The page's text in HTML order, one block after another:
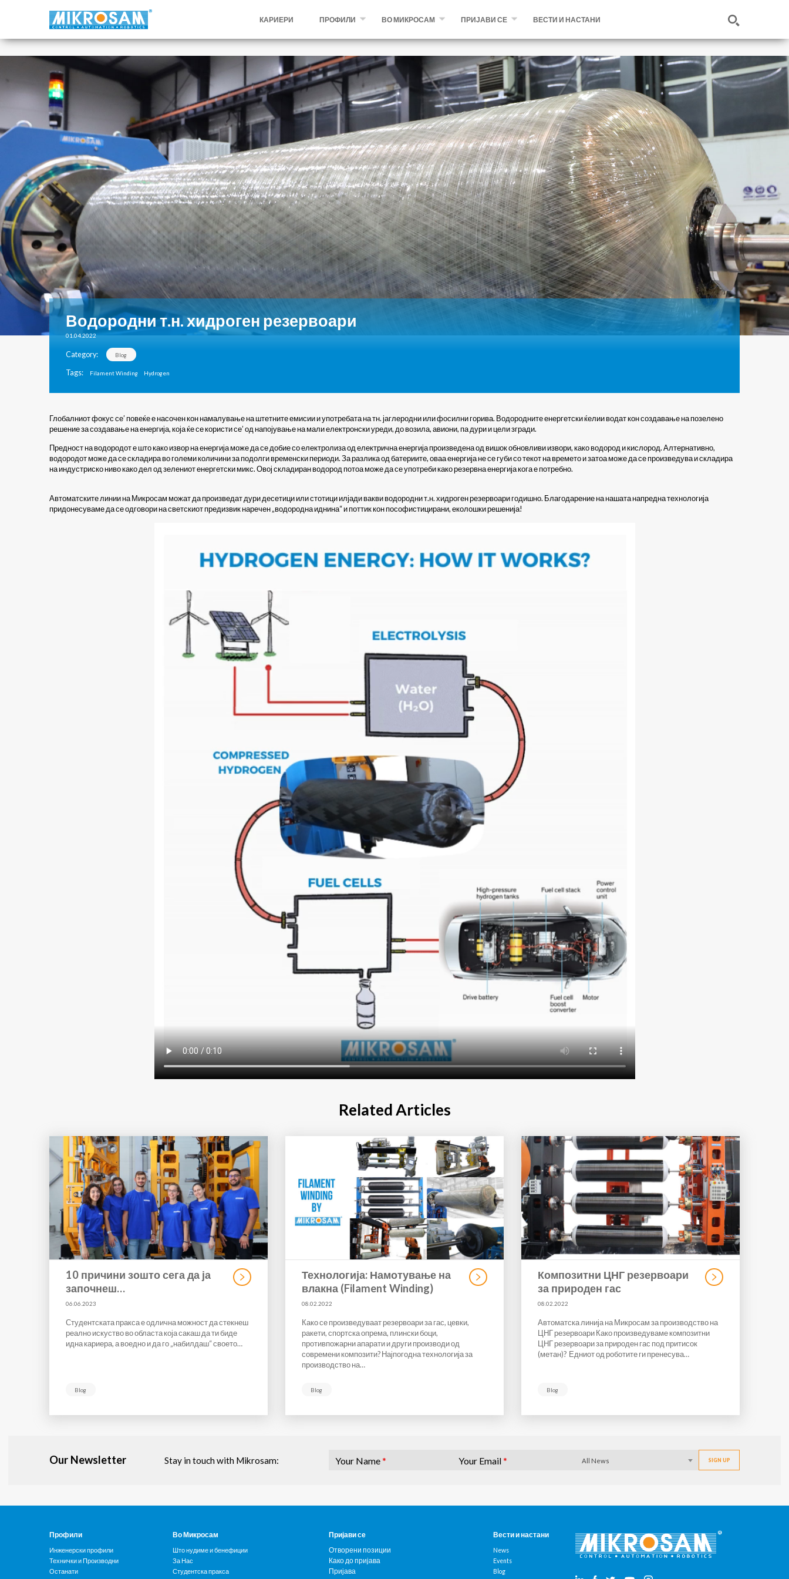
КАРИЕРИ ПРОФИЛИ
ТЕХНИЧКИ И ПРОИЗВОДНИ
ОСТАНАТИ
ВО МИКРОСАМ
ЗА НАС
MIKROSAM.COM
ПРИЈАВИ СЕ
СТУДЕНТСКА ПРАКСА
КАКО ДО ПРИЈАВА
ПРИЈАВА
ВЕСТИ И НАСТАНИ
Водородни т.н. хидроген резервоари
01.04.2022
Category: Blog
Tags: Filament Winding Hydrogen
Глобалниот фокус се’ повеќе е насочен кон намалување на штетните емисии и употребата на тн. јаглеродни или фосилни горива. Водородните енергетски ќелии водат кон создавање на позелено
решение за создавање на енергија, која ќе се користи се’ од напојување на мали електронски уреди, до возила, авиони, па дури и цели згради.
Предност на водородот е што како извор на енергија може да се добие со електролиза од електрична енергија произведена од вишок обновливи извори, како водород и кислород. Алтернативно,
водородот може да се складира во големи количини за подолги временски периоди. За разлика од батериите, оваа енергија не се губи со текот на времето и затоа може да се произведува и складира
на индустриско ниво како дел од зелениот енергетски микс. Овој складиран водород потоа може да се употреби како резервна енергија кога е потребно.
Автоматските линии на Микросам можат да произведат дури десетици или стотици илјади вакви водородни т.н. хидроген резервоари годишно. Благодарение на нашата напредна технологија
придонесуваме да се одговори на светскиот предизвик наречен „водородна иднина“ и поттик кон пософистицирани, еколошки решенија!
Related Articles
10 причини зошто сега да ја
започнеш…
06.06.2023
Студентската пракса е одлична можност да стекнеш
реално искуство во областа која сакаш да ти биде
идна кариера, а воедно и да го „набилдаш“ своето…
Blog
Технологија: Намотување на
влакна (Filament Winding)
08.02.2022
Како се произведуваат резервоари за гас, цевки,
ракети, спортска опрема, плински боци,
противпожарни апарати и други производи од
современи композити? Најпогодна технологија за
производство на…
Blog
Композитни ЦНГ резервоари
за природен гас
08.02.2022
Автоматска линија на Микросам за производство на
ЦНГ резервоари Како произведуваме композитни
ЦНГ резервоари за природен гас под притисок
(метан)? Едниот од роботите ги пренесува…
Blog
Our Newsletter Stay in touch with Mikrosam: Your Name* Your Email* All News
Профили
Инженерски профили
Технички и Производни
Останати
Во Микросам
Што нудиме и бенефиции
За Нас
Студентска пракса
Пријави се
Отворени позиции
Како до пријава
Пријава
Вести и настани
News
Events
Blog